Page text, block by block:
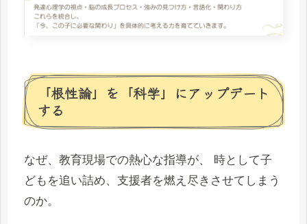
「根性論」を「科学」にアップデート
する
なぜ、教育現場での熱心な指導が、 時として子
どもを追い詰め、支援者を燃え尽きさせてしまう
のか。